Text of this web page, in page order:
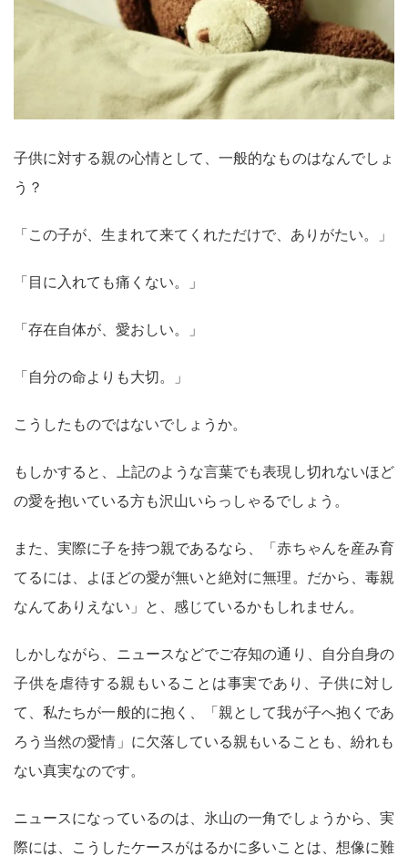
子供に対する親の心情として、一般的なものはなんでしょ
う？
「この子が、生まれて来てくれただけで、ありがたい。」
「目に入れても痛くない。」
「存在自体が、愛おしい。」
「自分の命よりも大切。」
こうしたものではないでしょうか。
もしかすると、上記のような言葉でも表現し切れないほど
の愛を抱いている方も沢山いらっしゃるでしょう。
また、実際に子を持つ親であるなら、「赤ちゃんを産み育
てるには、よほどの愛が無いと絶対に無理。だから、毒親
なんてありえない」と、感じているかもしれません。
しかしながら、ニュースなどでご存知の通り、自分自身の
子供を虐待する親もいることは事実であり、子供に対し
て、私たちが一般的に抱く、「親として我が子へ抱くであ
ろう当然の愛情」に欠落している親もいることも、紛れも
ない真実なのです。
ニュースになっているのは、氷山の一角でしょうから、実
際には、こうしたケースがはるかに多いことは、想像に難